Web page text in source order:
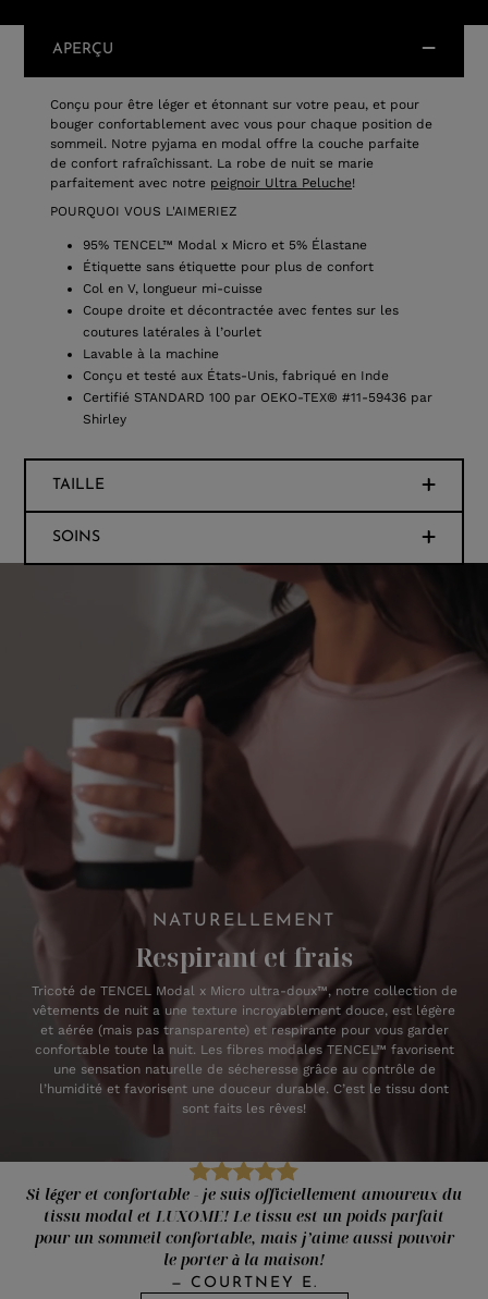
APERÇU
Conçu pour être léger et étonnant sur votre peau, et pour
bouger confortablement avec vous pour chaque position de
sommeil. Notre pyjama en modal offre la couche parfaite
de confort rafraîchissant. La robe de nuit se marie
parfaitement avec notre peignoir Ultra Peluche!
POURQUOI VOUS L'AIMERIEZ
95% TENCEL™ Modal x Micro et 5% Élastane
Étiquette sans étiquette pour plus de confort
Col en V, longueur mi-cuisse
Coupe droite et décontractée avec fentes sur les
coutures latérales à l’ourlet
Lavable à la machine
Conçu et testé aux États-Unis, fabriqué en Inde
Certifié STANDARD 100 par OEKO-TEX® #11-59436 par
Shirley
TAILLE
SOINS
NATURELLEMENT
Respirant et frais
Tricoté de TENCEL Modal x Micro ultra-doux™, notre collection de
vêtements de nuit a une texture incroyablement douce, est légère
et aérée (mais pas transparente) et respirante pour vous garder
confortable toute la nuit. Les fibres modales TENCEL™ favorisent
une sensation naturelle de sécheresse grâce au contrôle de
l’humidité et favorisent une douceur durable. C’est le tissu dont
sont faits les rêves!
Si léger et confortable - je suis officiellement amoureux du
tissu modal et LUXOME! Le tissu est un poids parfait
pour un sommeil confortable, mais j’aime aussi pouvoir
le porter à la maison!
— COURTNEY E.